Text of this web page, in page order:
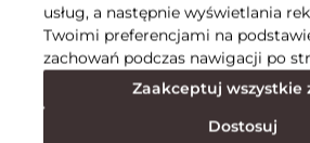
Polecane
usług, a następnie wyświetlania
Twoimi preferencjami na
zachowań podczas nawigacji po
Zaakceptuj wszystkie
Dostosuj